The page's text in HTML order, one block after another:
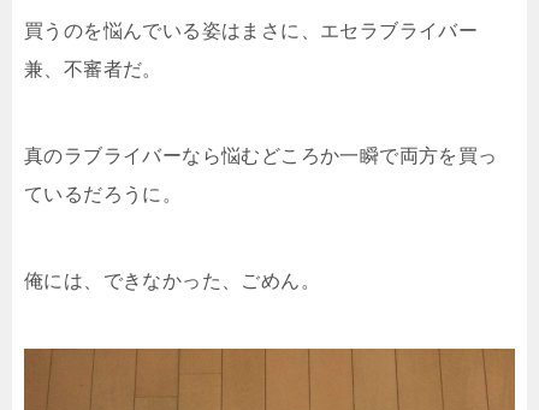
買うのを悩んでいる姿はまさに、エセラブライバー
兼、不審者だ。
真のラブライバーなら悩むどころか一瞬で両方を買っ
ているだろうに。
俺には、できなかった、ごめん。